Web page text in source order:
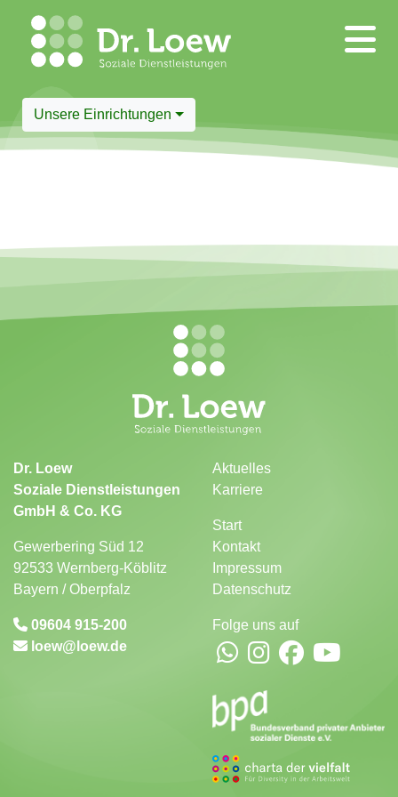
Unsere Einrichtungen
Dr. Loew
Soziale Dienstleistungen
GmbH & Co. KG
Gewerbering Süd 12
92533 Wernberg-Köblitz
Bayern / Oberpfalz
09604 915-200
loew
loew.de
Aktuelles
Karriere
Start
Kontakt
Impressum
Datenschutz
Folge uns auf